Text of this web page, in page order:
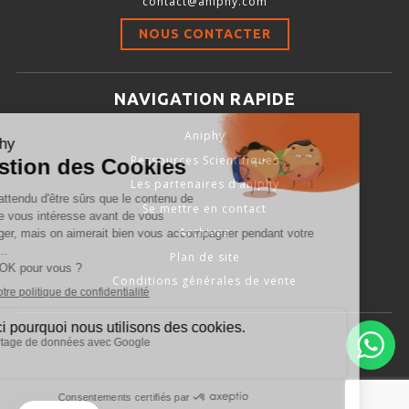
Stimulation-évaluation Thermique
ACTIVITÉ LOCOMOTRICE ET EXPLORATOIRE
COORDINATION ET SENSORI-MOTEUR
RYTHMES CIRCADIENS
DÉVELOPPEMENTS À FAÇON
PORTIQUES & STATIONS D’ANÉSTHÉSIE
ASPIRATEURS ET CARTOUCHES CHARBON ACTIF
ÉVAPORATEURS
NOUS CONTACTER
NAVIGATION RAPIDE
Aniphy
Ressources Scientifiques
Les partenaires d’aniphy
Se mettre en contact
Archives
Plan de site
Conditions générales de vente